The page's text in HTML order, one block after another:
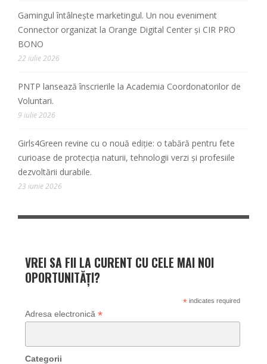
Gamingul întâlnește marketingul. Un nou eveniment
Connector organizat la Orange Digital Center și CIR PRO
BONO
22 iulie 2026
PNTP lansează înscrierile la Academia Coordonatorilor de
Voluntari.
9 iulie 2026
Girls4Green revine cu o nouă ediție: o tabără pentru fete
curioase de protecția naturii, tehnologii verzi și profesiile
dezvoltării durabile.
23 iunie 2026
VREI SA FII LA CURENT CU CELE MAI NOI
OPORTUNITĂȚI?
*indicates required
Adresa electronică *
Categorii